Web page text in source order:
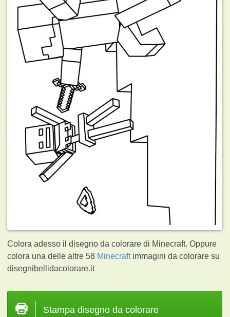
Colora adesso il disegno da colorare di Minecraft. Oppure
colora una delle altre 58 Minecraftimmagini da colorare su
disegnibellidacolorare.it
Stampa disegno da colorare